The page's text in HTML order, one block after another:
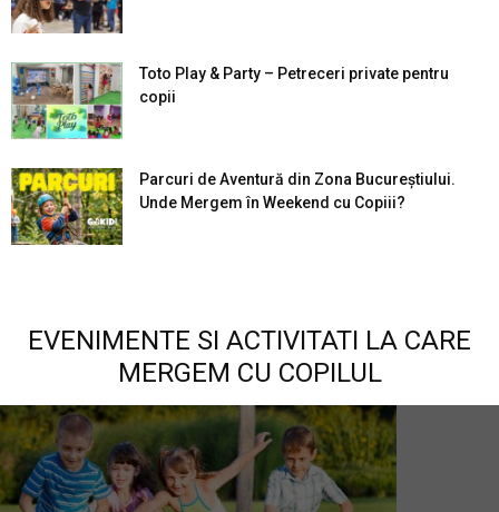
Toto Play & Party – Petreceri private pentru
copii
Parcuri de Aventură din Zona Bucureştiului.
Unde Mergem în Weekend cu Copiii?
EVENIMENTE SI ACTIVITATI LA CARE
MERGEM CU COPILUL